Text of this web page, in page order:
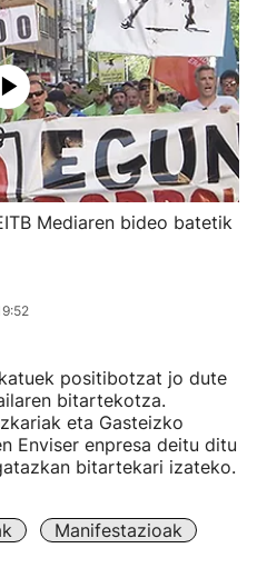
Mediaren bideo batetik
positibotzat jo dute
bitartekotza.
eta Gasteizko
Enviser enpresa deitu ditu
bitartekari izateko.
Manifestazioak